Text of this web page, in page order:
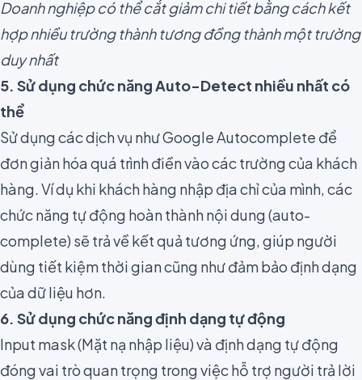
Doanh nghiệp có thể cắt giảm chi tiết bằng cách kết
hợp nhiều trường thành tương đồng thành một trường
duy nhất
5. Sử dụng chức năng Auto-Detect nhiều nhất có
thể
Sử dụng các dịch vụ nhưGoogle Autocomplete để
đơn giản hóa quá trình điền vào các trường của khách
hàng. Ví dụ khi khách hàng nhập địa chỉ của mình, các
chức năng tự động hoàn thành nội dung (auto-
complete) sẽ trả về kết quả tương ứng, giúp người
dùng tiết kiệm thời gian cũng như đảm bảo định dạng
của dữ liệu hơn.
6. Sử dụng chức năng định dạng tự động
Input mask (Mặt nạ nhập liệu) và định dạng tự động
đóng vai trò quan trọng trong việc hỗ trợ người trả lời